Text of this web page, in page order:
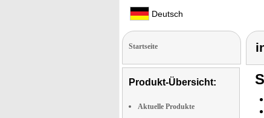
Deutsch
Startseite
Produkt-Übersicht:
Aktuelle Produkte